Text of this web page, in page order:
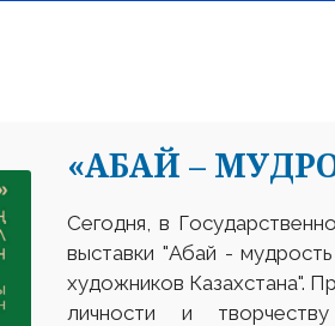
«АБАЙ –
Сегодня, в
выставки "Абай -
художников Казахстана".
личности и